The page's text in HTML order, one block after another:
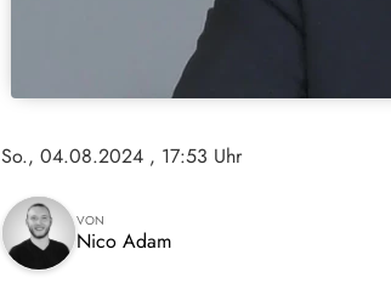
So., 04.08.2024 , 17:53 Uhr
VON
Nico Adam